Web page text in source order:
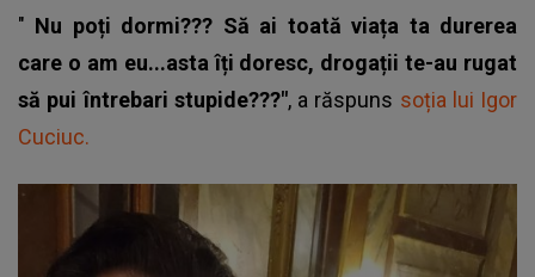
" Nu poți dormi??? Să ai toată viața ta durerea
care o am eu...asta îți doresc, drogații te-au rugat
să pui întrebari stupide???", a răspuns soția lui Igor
Cuciuc.